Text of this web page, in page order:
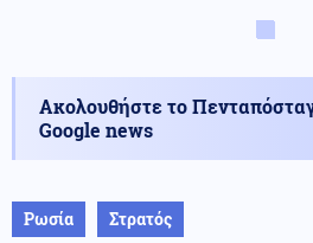
Ακολουθήστε το
Google news
Ρωσία Στρατός